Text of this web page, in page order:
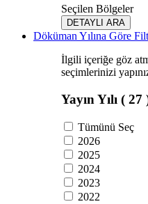
Seçilen Bölgeler
DETAYLI ARA
Döküman Yılına Göre
İlgili içeriğe göz
seçimlerinizi
Yayın Yılı ( 27
Tümünü Seç
2026
2025
2024
2023
2022